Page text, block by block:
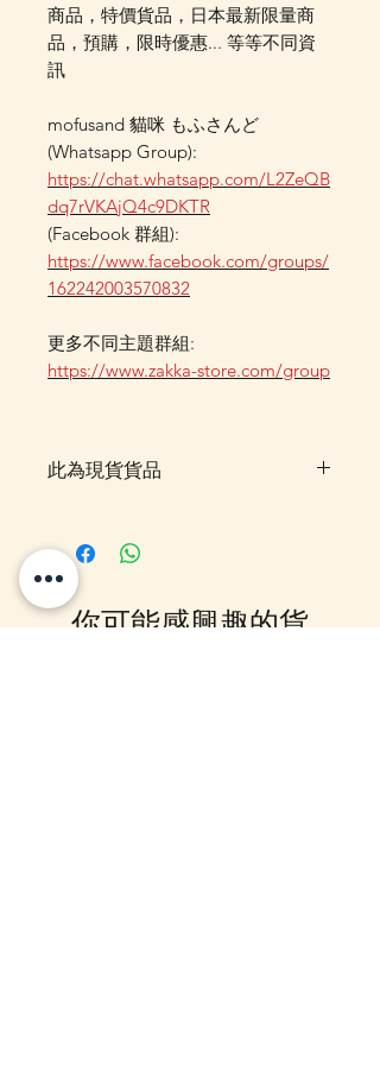
商品，特價貨品，日本最新限量商
品，預購，限時優惠... 等等不同資
訊
mofusand 貓咪 もふさんど
(Whatsapp Group):
https://chat.whatsapp.com/L2ZeQB
dq7rVKAjQ4c9DKTR
(Facebook 群組):
https://www.facebook.com/groups/
162242003570832
更多不同主題群組:
https://www.zakka-store.com/group
此為現貨貨品
Out 購買, 如系統顯示為"無庫
存"或 未能放入購物車時, 可以
Facebook PM 或 Whatsapp 我們
訂貨, 詳情請Facebook PM 或
你可能感興趣的貨